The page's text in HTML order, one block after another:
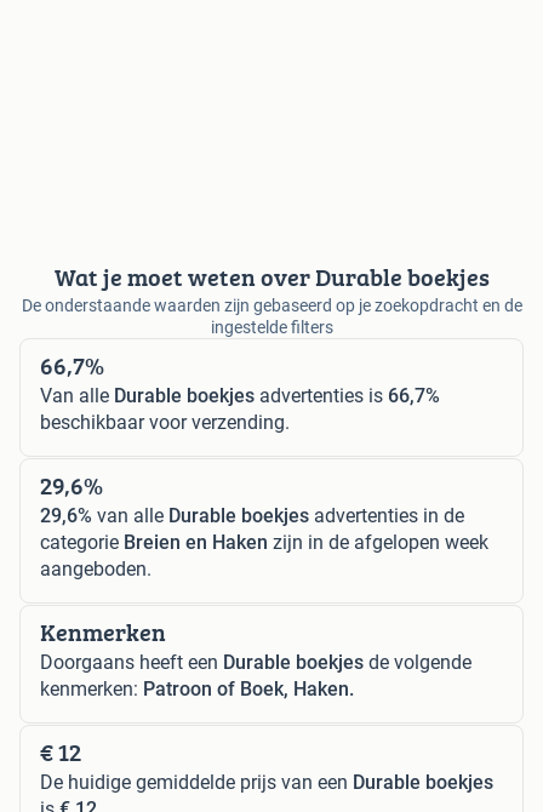
Wat je moet weten over Durable boekjes
De onderstaande waarden zijn gebaseerd op je zoekopdracht en de
ingestelde filters
66,7%
Van alle Durable boekjes advertenties is 66,7%
beschikbaar voor verzending.
29,6%
29,6% van alle Durable boekjes advertenties in de
categorie Breien en Haken zijn in de afgelopen week
aangeboden.
Kenmerken
Doorgaans heeft een Durable boekjes de volgende
kenmerken: Patroon of Boek, Haken.
€ 12
De huidige gemiddelde prijs van een Durable boekjes